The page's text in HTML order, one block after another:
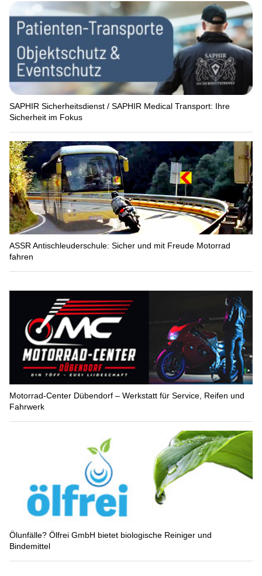
SAPHIR Sicherheitsdienst / SAPHIR Medical Transport: Ihre
Sicherheit im Fokus
ASSR Antischleuderschule: Sicher und mit Freude Motorrad
fahren
Motorrad-Center Dübendorf – Werkstatt für Service, Reifen und
Fahrwerk
Ölunfälle? Ölfrei GmbH bietet biologische Reiniger und
Bindemittel